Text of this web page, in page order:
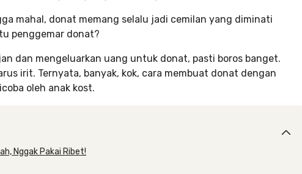
mahal, donat memang selalu jadi cemilan yang diminati
penggemar donat?
dan mengeluarkan uang untuk donat, pasti boros banget.
irit. Ternyata, banyak, kok, cara membuat donat dengan
oleh anak kost.
Nggak Pakai Ribet!